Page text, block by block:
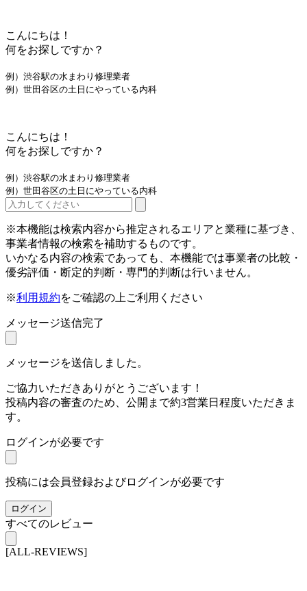
こんにちは！
何をお探しですか？
例）渋谷駅の水まわり修理業者
例）世田谷区の土日にやっている内科
こんにちは！
何をお探しですか？
例）渋谷駅の水まわり修理業者
例）世田谷区の土日にやっている内科
※本機能は検索内容から推定されるエリアと業種に基づき、
事業者情報の検索を補助するものです。
いかなる内容の検索であっても、本機能では事業者の比較・
優劣評価・断定的判断・専門的判断は行いません。
※利用規約をご確認の上ご利用ください
メッセージ送信完了
メッセージを送信しました。
ご協力いただきありがとうございます！
投稿内容の審査のため、公開まで約3営業日程度いただきま
す。
ログインが必要です
投稿には会員登録およびログインが必要です
ログイン
すべてのレビュー
[ALL-REVIEWS]